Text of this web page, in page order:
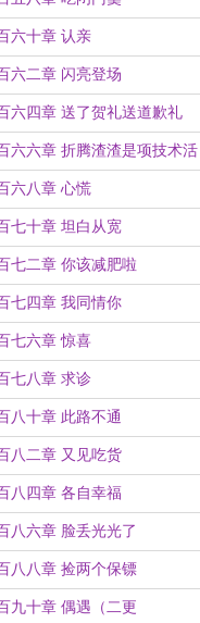
六十章 认亲
六二章 闪亮登场
六四章 送了贺礼送道歉礼
六六章 折腾渣渣是项技术活
六八章 心慌
七十章 坦白从宽
七二章 你该减肥啦
七四章 我同情你
七六章 惊喜
七八章 求诊
八十章 此路不通
八二章 又见吃货
八四章 各自幸福
八六章 脸丢光光了
八八章 捡两个保镖
九十章 偶遇（二更